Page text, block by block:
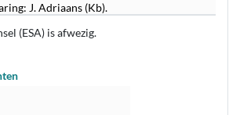
J. Adriaans (Kb).
(ESA) is afwezig.